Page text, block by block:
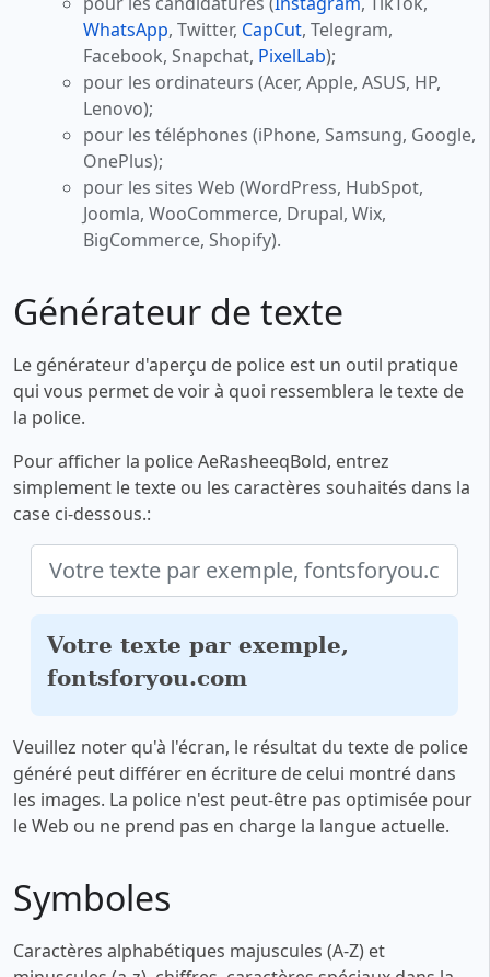
WhatsApp, Twitter, CapCut, Telegram,
Facebook, Snapchat, PixelLab);
pour les ordinateurs (Acer, Apple, ASUS, HP,
Lenovo);
pour les téléphones (iPhone, Samsung, Google,
OnePlus);
pour les sites Web (WordPress, HubSpot,
Joomla, WooCommerce, Drupal, Wix,
BigCommerce, Shopify).
Générateur de texte
Le générateur d'aperçu de police est un outil pratique
qui vous permet de voir à quoi ressemblera le texte de
la police.
Pour afficher la police AeRasheeqBold, entrez
simplement le texte ou les caractères souhaités dans la
case ci-dessous.:
Votre texte par exemple,
fontsforyou.com
Veuillez noter qu'à l'écran, le résultat du texte de police
généré peut différer en écriture de celui montré dans
les images. La police n'est peut-être pas optimisée pour
le Web ou ne prend pas en charge la langue actuelle.
Symboles
Caractères alphabétiques majuscules (A-Z) et